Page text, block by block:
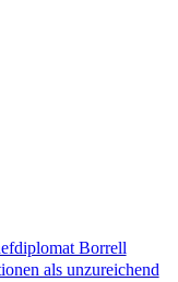
Borrell
als unzureichend